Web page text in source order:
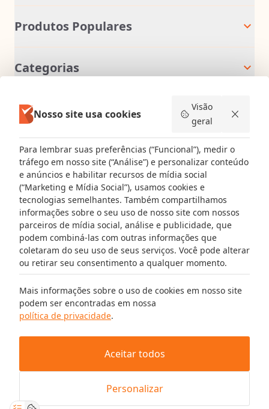
Produtos Populares
Categorias
Cores Mapei
Siga-nos: Visite-nos:
Pague em segurança com:
Informações Legais
© 2026 juntashop.pt.
Nosso site usa cookies
Visão
geral
Para lembrar suas preferências (“Funcional”), medir o
tráfego em nosso site (“Análise”) e personalizar conteúdo
e anúncios e habilitar recursos de mídia social
(“Marketing e Mídia Social”), usamos cookies e
tecnologias semelhantes. Também compartilhamos
informações sobre o seu uso de nosso site com nossos
parceiros de mídia social, análise e publicidade, que
podem combiná-las com outras informações que
coletaram do seu uso de seus serviços. Você pode alterar
ou retirar seu consentimento a qualquer momento.
Mais informações sobre o uso de cookies em nosso site
podem ser encontradas em nossa
política de privacidade.
Personalizar
Aceitar todos